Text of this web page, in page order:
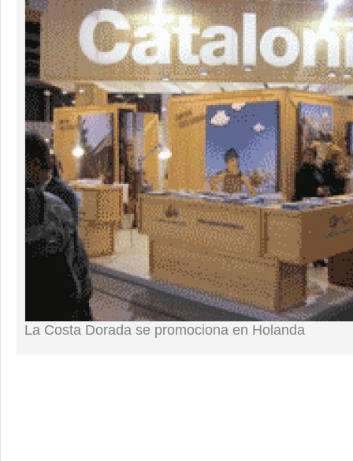
La Costa Dorada se promociona en Holanda